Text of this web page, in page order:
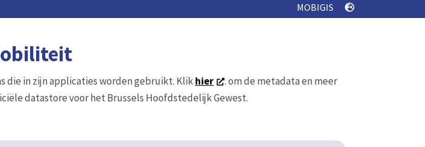
MOBIGIS
die in zijn applicaties worden gebruikt. Klikhier
. om de metadata en meer
datastore voor het Brussels Hoofdstedelijk Gewest.